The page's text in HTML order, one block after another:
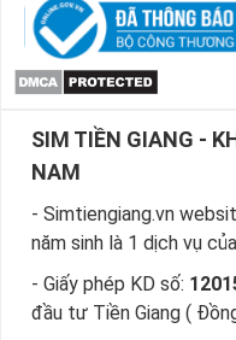
SIM TIỀN GIANG -
NAM
- Simtiengiang.vn
năm sinh là 1 dịch vụ của
- Giấy phép KD số:
đầu tư Tiền Giang (